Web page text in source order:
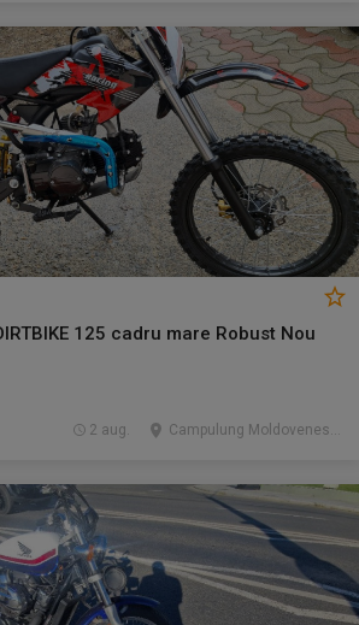
125 cadru mare Robust Nou
Campulung Moldovenesc, SV
2 aug.